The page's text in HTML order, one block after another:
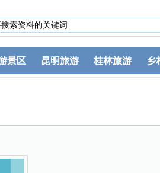
景区 昆明旅游 桂林旅游 乡